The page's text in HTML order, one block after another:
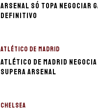
Arsenal só topa negociar
definitivo
ATLÉTICO DE MADRID
Atlético de Madrid negocia
supera Arsenal
CHELSEA